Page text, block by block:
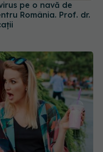
România. Prof. dr.